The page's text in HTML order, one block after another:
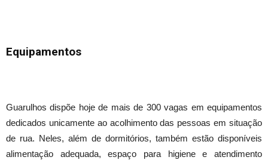
Equipamentos
Guarulhos dispõe hoje de mais de 300 vagas em equipamentos
dedicados unicamente ao acolhimento das pessoas em situação
de rua. Neles, além de dormitórios, também estão disponíveis
alimentação adequada, espaço para higiene e atendimento